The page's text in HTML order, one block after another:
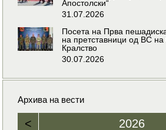
Апостолски“
31.07.2026
Посета на Прва
на претставници од ВС
Кралство
30.07.2026
Архива на вести
< 2026